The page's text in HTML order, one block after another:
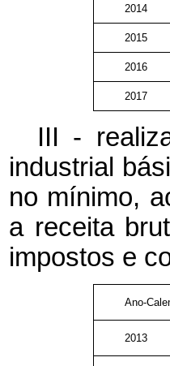
2014
2015
2016
2017
III -
industrial
no mínimo,
a receita
impostos e
Ano-
2013